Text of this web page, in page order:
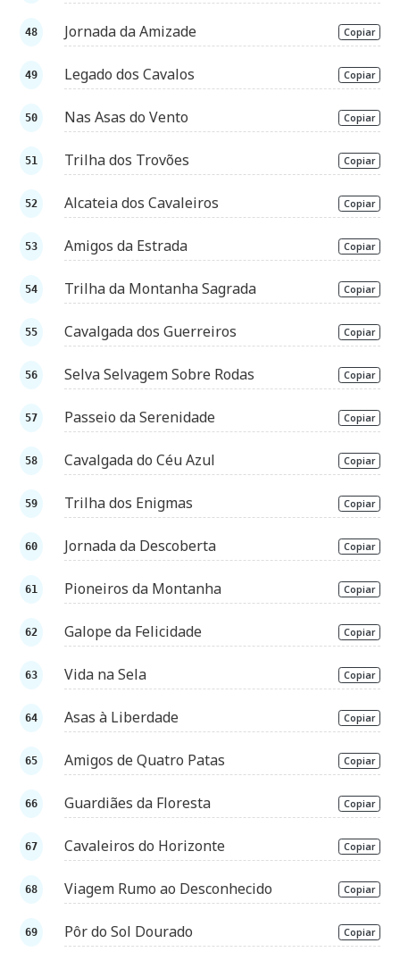
Jornada da Amizade Copiar
Legado dos Cavalos Copiar
Nas Asas do Vento Copiar
Trilha dos Trovões Copiar
Alcateia dos Cavaleiros Copiar
Amigos da Estrada Copiar
Trilha da Montanha Sagrada Copiar
Cavalgada dos Guerreiros Copiar
Selva Selvagem Sobre Rodas Copiar
Passeio da Serenidade Copiar
Cavalgada do Céu Azul Copiar
Trilha dos Enigmas Copiar
Jornada da Descoberta Copiar
Pioneiros da Montanha Copiar
Galope da Felicidade Copiar
Vida na Sela Copiar
Asas à Liberdade Copiar
Amigos de Quatro Patas Copiar
Guardiães da Floresta Copiar
Cavaleiros do Horizonte Copiar
Viagem Rumo ao Desconhecido Copiar
Pôr do Sol Dourado Copiar